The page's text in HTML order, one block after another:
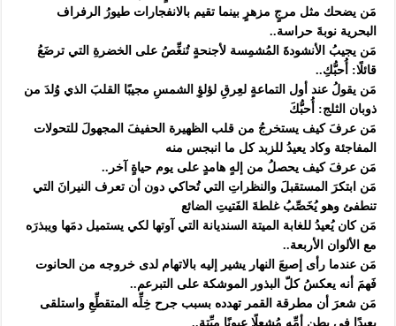
مَن يضحك مثل مرجٍ مزهرٍ بينما تقيم بالانفجارات طيورُ الرفراف
البحرية نوبةَ حراسة..
مَن يجيبُ الأنشودةَ المُشمِسة لأجنحةٍ تُنغِّصُ على الخضرةِ التي ترضَعُ
قائلًا: أُحبُّكِ..
مَن يقولُ عند أول التماعةٍ لعِرقِ لؤلؤِ الشمسِ مجيبًا القلبَ الذي وُلدَ من
ذوبان الثلج: أُحبُّكَ
مَن عرفَ كيف يستخرجُ من قلب الظهيرة الحفيفَ المجهولَ للتحولات
المفاجئة وكاد يعيدُ للزبد كل ما انبجس منه
مَن عرفَ كيف يحصلُ من إلهٍ هامدٍ على يوم حياةٍ آخر..
مَن ابتكرَ المستقبلَ والنظراتِ التي تُحاكي دون أن تعرف النيرانَ التي
تنطفئ وهو يُخَصِّبُ غلطةَ الفَتيتِ الضائع
مَن كان يُعيدُ للغابة الميتة السنديانة التي آوتها لكي يستميل دمَها ويبذرَه
مع الألوان الأربعة..
مَن عندما رأى إصبعَ النهار يشير إليه بالاتهام لدى خروجه من الحانوت
فَهمَ أنه يعكسُ كلّ البذور الموشكة على التبرعم..
مَن شعرَ أن مطرقة القمر تهدده بسبب جرح خِلِّه المتقطِّعِ واستلقى
بعيدًا في بطن أمِّه مُشعِلًا عيونًا ميِّتة..